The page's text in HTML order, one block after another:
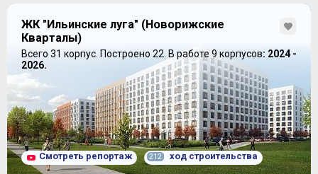
ЖК "Ильинские луга" (Новорижские
Кварталы)
Всего 31 корпус. Построено 22. В работе 9 корпусов: 2024 -
2026.
Смотреть репортаж 212 ход строительства